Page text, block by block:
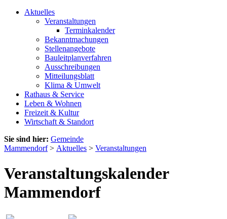
Aktuelles
Veranstaltungen
Terminkalender
Bekanntmachungen
Stellenangebote
Bauleitplanverfahren
Ausschreibungen
Mitteilungsblatt
Klima & Umwelt
Rathaus & Service
Leben & Wohnen
Freizeit & Kultur
Wirtschaft & Standort
Sie sind hier: Gemeinde
Mammendorf> Aktuelles > Veranstaltungen
Veranstaltungskalender
Mammendorf